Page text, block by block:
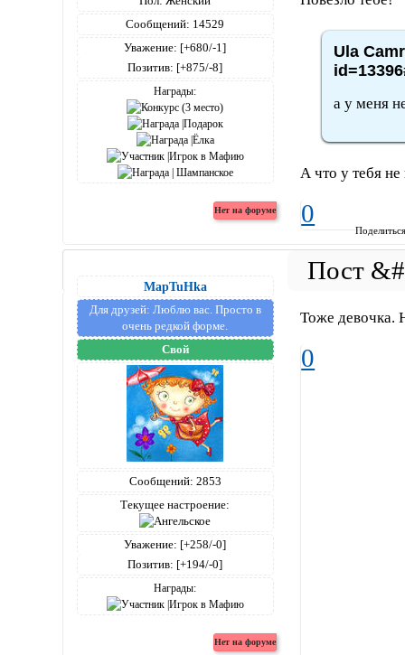
Сообщений: 14529
Уважение: [+680/-1]
Позитив: [+875/-8]
Награды:
Ula
а у меня
А что у тебя не
0
MapTuHka
Для друзей: Люблю вас. Просто в
очень редкой форме.
Свой
Сообщений: 2853
Текущее настроение:
Уважение: [+258/-0]
Позитив: [+194/-0]
Награды:
Тоже девочка.
0